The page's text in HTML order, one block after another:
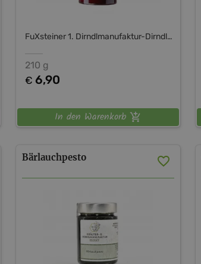
FuXsteiner 1. Dirndlmanufaktur-Dirndltal
210 g
€ 6,90
In den Warenkorb
Bärlauchpesto